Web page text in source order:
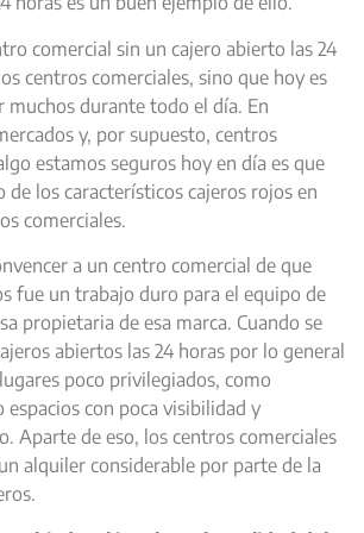
comercial sin un cajero abierto las 24
centros comerciales, sino que hoy es
muchos durante todo el día. En
y, por supuesto, centros
estamos seguros hoy en día es que
los característicos cajeros rojos en
comerciales.
a un centro comercial de que
fue un trabajo duro para el equipo de
propietaria de esa marca. Cuando se
abiertos las 24 horas por lo general
poco privilegiados, como
con poca visibilidad y
Aparte de eso, los centros comerciales
alquiler considerable por parte de la